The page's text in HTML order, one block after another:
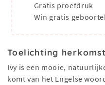
Gratis proefdruk
Win gratis
Toelichting
Ivy is een mooie,
komt van het Engelse